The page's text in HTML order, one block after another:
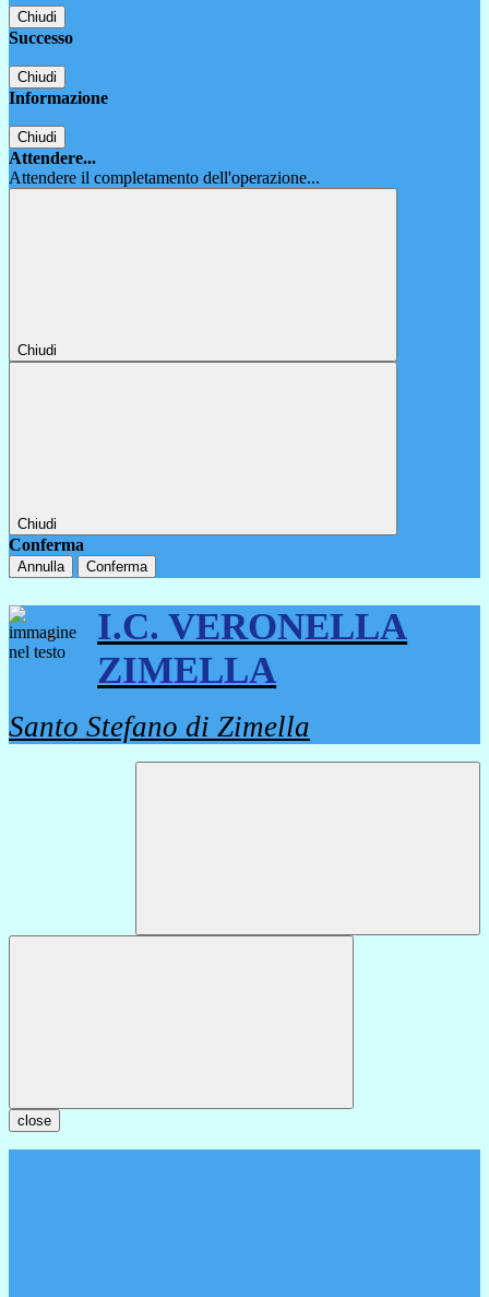
Chiudi
Successo
Chiudi
Informazione
Chiudi
Attendere...
Attendere il completamento dell'operazione...
Chiudi
Chiudi
Conferma
Annulla Conferma
I.C. VERONELLA
ZIMELLA
Santo Stefano di Zimella
close